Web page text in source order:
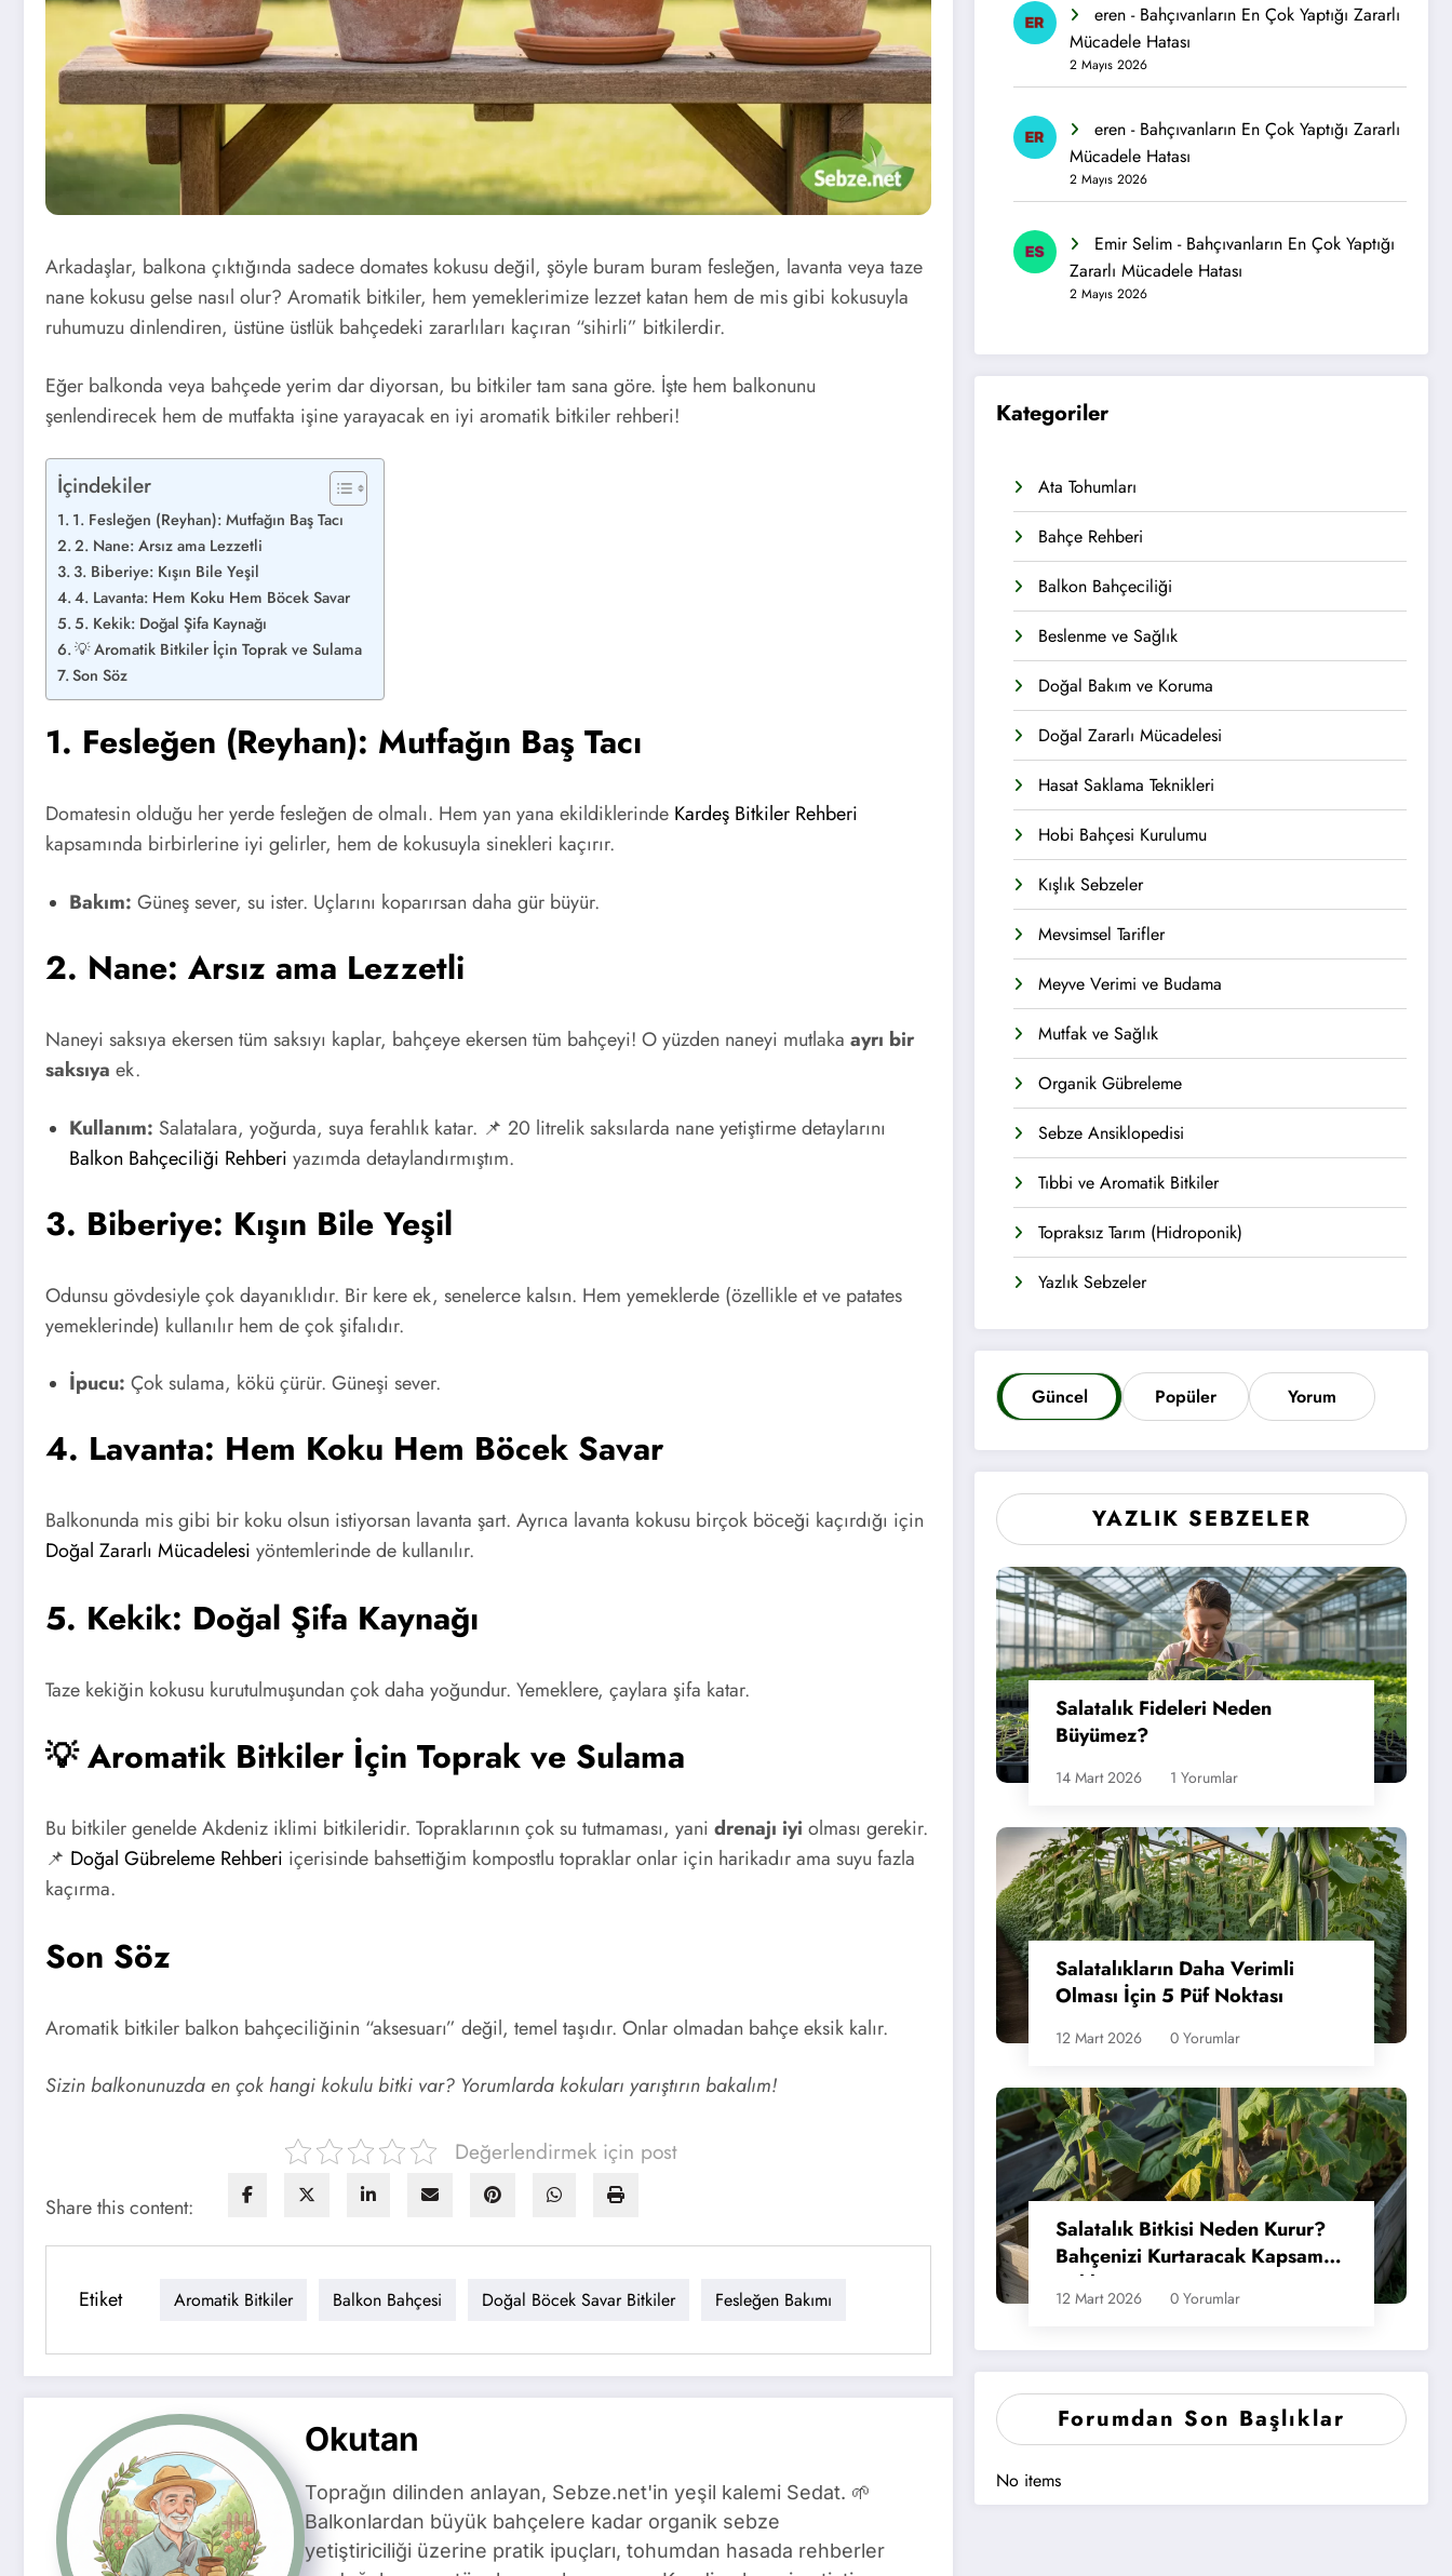
Arkadaşlar, balkona çıktığında sadece domates kokusu değil, şöyle buram buram fesleğen, lavanta veya taze
nane kokusu gelse nasıl olur? Aromatik bitkiler, hem yemeklerimize lezzet katan hem de mis gibi kokusuyla
ruhumuzu dinlendiren, üstüne üstlük bahçedeki zararlıları kaçıran “sihirli” bitkilerdir.
Eğer balkonda veya bahçede yerim dar diyorsan, bu bitkiler tam sana göre. İşte hem balkonunu
şenlendirecek hem de mutfakta işine yarayacak en iyi aromatik bitkiler rehberi!
İçindekiler
1. Fesleğen (Reyhan): Mutfağın Baş Tacı
2. Nane: Arsız ama Lezzetli
3. Biberiye: Kışın Bile Yeşil
4. Lavanta: Hem Koku Hem Böcek Savar
5. Kekik: Doğal Şifa Kaynağı
💡 Aromatik Bitkiler İçin Toprak ve Sulama
Son Söz
1. Fesleğen (Reyhan): Mutfağın Baş Tacı
Domatesin olduğu her yerde fesleğen de olmalı. Hem yan yana ekildiklerinde Kardeş Bitkiler Rehberi
kapsamında birbirlerine iyi gelirler, hem de kokusuyla sinekleri kaçırır.
Bakım: Güneş sever, su ister. Uçlarını koparırsan daha gür büyür.
2. Nane: Arsız ama Lezzetli
Naneyi saksıya ekersen tüm saksıyı kaplar, bahçeye ekersen tüm bahçeyi! O yüzden naneyi mutlaka ayrı bir
saksıya ek.
Kullanım: Salatalara, yoğurda, suya ferahlık katar. 📌 20 litrelik saksılarda nane yetiştirme detaylarını
Balkon Bahçeciliği Rehberi yazımda detaylandırmıştım.
3. Biberiye: Kışın Bile Yeşil
Odunsu gövdesiyle çok dayanıklıdır. Bir kere ek, senelerce kalsın. Hem yemeklerde (özellikle et ve patates
yemeklerinde) kullanılır hem de çok şifalıdır.
İpucu: Çok sulama, kökü çürür. Güneşi sever.
4. Lavanta: Hem Koku Hem Böcek Savar
Balkonunda mis gibi bir koku olsun istiyorsan lavanta şart. Ayrıca lavanta kokusu birçok böceği kaçırdığı için
Doğal Zararlı Mücadelesi yöntemlerinde de kullanılır.
5. Kekik: Doğal Şifa Kaynağı
Taze kekiğin kokusu kurutulmuşundan çok daha yoğundur. Yemeklere, çaylara şifa katar.
💡 Aromatik Bitkiler İçin Toprak ve Sulama
Bu bitkiler genelde Akdeniz iklimi bitkileridir. Topraklarının çok su tutmaması, yani drenajı iyi olması gerekir.
📌 Doğal Gübreleme Rehberi içerisinde bahsettiğim kompostlu topraklar onlar için harikadır ama suyu fazla
kaçırma.
Son Söz
Aromatik bitkiler balkon bahçeciliğinin “aksesuarı” değil, temel taşıdır. Onlar olmadan bahçe eksik kalır.
Sizin balkonunuzda en çok hangi kokulu bitki var? Yorumlarda kokuları yarıştırın bakalım!
Değerlendirmek için post
Share this content:
Etiket Aromatik Bitkiler Balkon Bahçesi Doğal Böcek Savar Bitkiler Fesleğen Bakımı
Okutan
Toprağın dilinden anlayan, Sebze.net'in yeşil kalemi Sedat. 🌱
Balkonlardan büyük bahçelere kadar organik sebze
yetiştiriciliği üzerine pratik ipuçları, tohumdan hasada rehberler
eren - Bahçıvanların En Çok Yaptığı Zararlı
Mücadele Hatası
2 Mayıs 2026
eren - Bahçıvanların En Çok Yaptığı Zararlı
Mücadele Hatası
2 Mayıs 2026
Emir Selim - Bahçıvanların En Çok Yaptığı
Zararlı Mücadele Hatası
2 Mayıs 2026
Kategoriler
Ata Tohumları
Bahçe Rehberi
Balkon Bahçeciliği
Beslenme ve Sağlık
Doğal Bakım ve Koruma
Doğal Zararlı Mücadelesi
Hasat Saklama Teknikleri
Hobi Bahçesi Kurulumu
Kışlık Sebzeler
Mevsimsel Tarifler
Meyve Verimi ve Budama
Mutfak ve Sağlık
Organik Gübreleme
Sebze Ansiklopedisi
Tıbbi ve Aromatik Bitkiler
Topraksız Tarım (Hidroponik)
Yazlık Sebzeler
Güncel Popüler Yorum
YAZLIK SEBZELER
Salatalık Fideleri Neden
Büyümez?
14 Mart 2026 1 Yorumlar
Salatalıkların Daha Verimli
Olması İçin 5 Püf Noktası
12 Mart 2026 0 Yorumlar
Salatalık Bitkisi Neden Kurur?
Bahçenizi Kurtaracak Kapsamlı
Rehber
12 Mart 2026 0 Yorumlar
Forumdan Son Başlıklar
No items